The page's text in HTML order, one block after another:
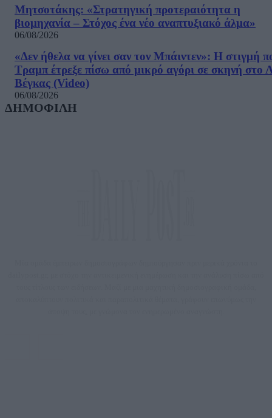
Μητσοτάκης: «Στρατηγική προτεραιότητα η
βιομηχανία – Στόχος ένα νέο αναπτυξιακό άλμα»
06/08/2026
«Δεν ήθελα να γίνει σαν τον Μπάιντεν»: Η στιγμή
Τραμπ έτρεξε πίσω από μικρό αγόρι σε σκηνή στο
Βέγκας (Video)
06/08/2026
ΔΗΜΟΦΙΛΗ